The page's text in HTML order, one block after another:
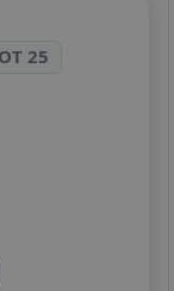
25